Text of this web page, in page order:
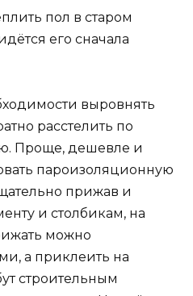
пол в старом
его сначала
выровнять
расстелить по
Проще, дешевле и
пароизоляционную
прижав и
и столбикам, на
можно
а приклеить на
строительным